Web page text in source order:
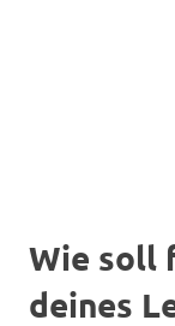
Wie soll
deines